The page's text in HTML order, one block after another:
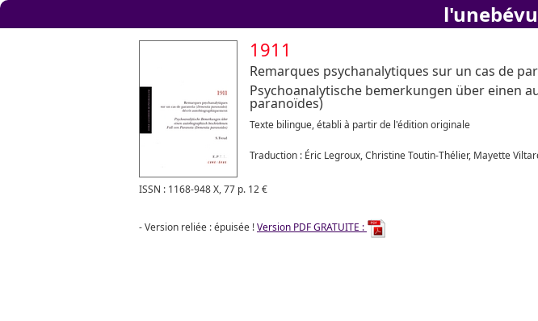
1911
Remarques psychanalytiques sur un cas de
Psychoanalytische bemerkungen über einen
paranoïdes)
Texte bilingue, établi à partir de l'édition originale
Traduction : Éric Legroux, Christine Toutin-Thélier, Mayette
ISSN : 1168-948 X, 77 p. 12 €
- Version reliée : épuisée !Version PDF GRATUITE :